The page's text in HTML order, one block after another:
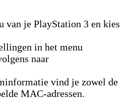
van je PlayStation 3 en kies
in het menu
naar
vind je zowel de
MAC-adressen.